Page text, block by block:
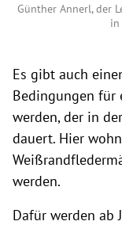
Günther Annerl, der
in
Es gibt auch
Bedingungen
werden, der in
dauert. Hier
werden.
Dafür werden ab